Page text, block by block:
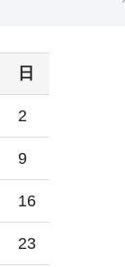
日
2
9
16
23